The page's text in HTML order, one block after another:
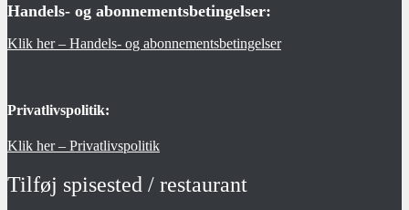
Handels- og abonnementsbetingelser:
Klik her – Handels- og abonnementsbetingelser
Privatlivspolitik:
Klik her – Privatlivspolitik
Tilføj spisested / restaurant